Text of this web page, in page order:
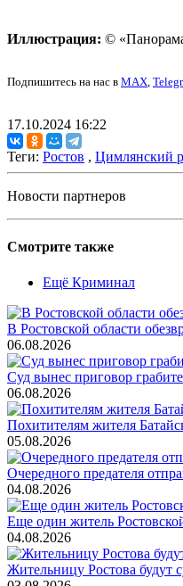
Иллюстрация: ©
Подпишитесь на нас в MAX,
17.10.2024 16:22
Теги: Ростов , Цимлянский
Новости партнеров
Смотрите также
Ещё Криминал
В Ростовской области
06.08.2026
Суд вынес приговор
06.08.2026
Похитителям жителя
05.08.2026
Очередного предателя
04.08.2026
Еще один житель
04.08.2026
Жительницу Ростова будут